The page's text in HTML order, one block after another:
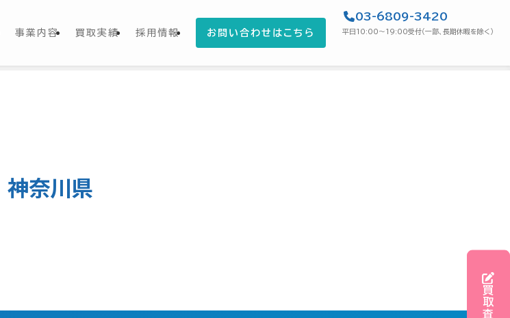
事業内容 買取実績 採用情報 お問い合わせはこちら
03-6809-3420
平日10:00〜19:00受付（一部、長期休暇を除く）
神奈川県